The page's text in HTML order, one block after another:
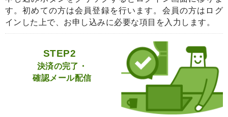
す。初めての方は会員登録を行います。会員の方はログ
インした上で、お申し込みに必要な項目を入力します。
STEP2
決済の完了・
確認メール配信